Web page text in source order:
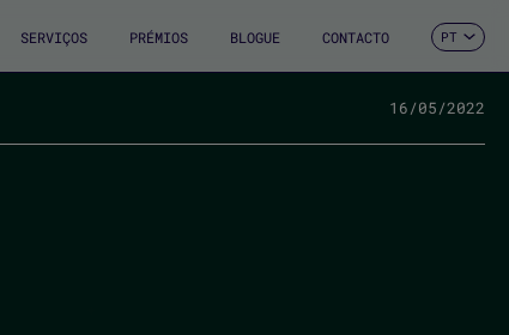
SERVIÇOS PRÉMIOS BLOGUE CONTACTO
EN
DE
PT
16/05/2022